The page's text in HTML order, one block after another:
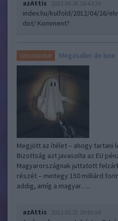
azAttis 2012.04.26 18:42:34
index.hu/kulfold/2012/04/26/
dot/ Komment?
Ghostwriter Megasaller de luxe
Megjött az ítélet – ahogy tartani
Bizottság azt javasolta az EU
Magyarországnak juttatott
részét – mintegy 150 milliárd
addig, amíg a magyar…..
azAttis 2012.02.23 20:01:04